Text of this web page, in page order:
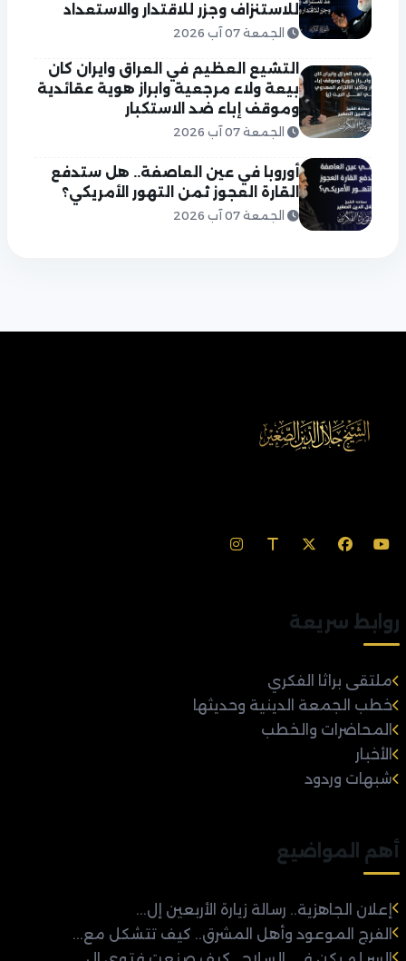
للاستنزاف وجزر للاقتدار والاستعداد
الجمعة 07 آب 2026
التشيع العظيم في العراق وايران كان
بيعة ولاء مرجعية وابراز هوية عقائدية
وموقف إباء ضد الاستكبار
الجمعة 07 آب 2026
أوروبا في عين العاصفة.. هل ستدفع
القارة العجوز ثمن التهور الأمريكي؟
الجمعة 07 آب 2026
روابط سريعة
ملتقى براثا الفكري
خطب الجمعة الدينية وحديثها
المحاضرات والخطب
الأخبار
شبهات وردود
أهم المواضيع
إعلان الجاهزية.. رسالة زيارة الأربعين إل...
الفرج الموعود وأهل المشرق.. كيف تتشكل مع...